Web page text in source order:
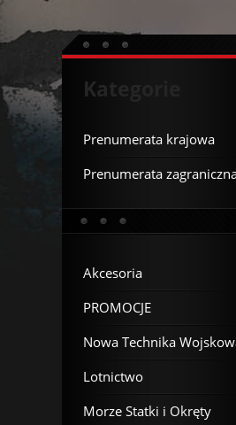
Kategorie
Prenumerata krajowa
Prenumerata
Akcesoria
PROMOCJE
Nowa Technika
Lotnictwo
Morze Statki i Okręty